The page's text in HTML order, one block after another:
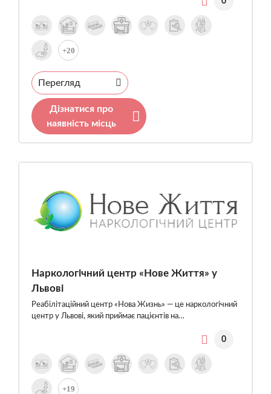
+20
Перегляд
Дізнатися про
наявність місць
Наркологічний центр «Нове Життя» у
Львові
Реабілітаційний центр «Нова Жизнь» — це наркологічний
центр у Львові, який приймає пацієнтів на…
0
+19